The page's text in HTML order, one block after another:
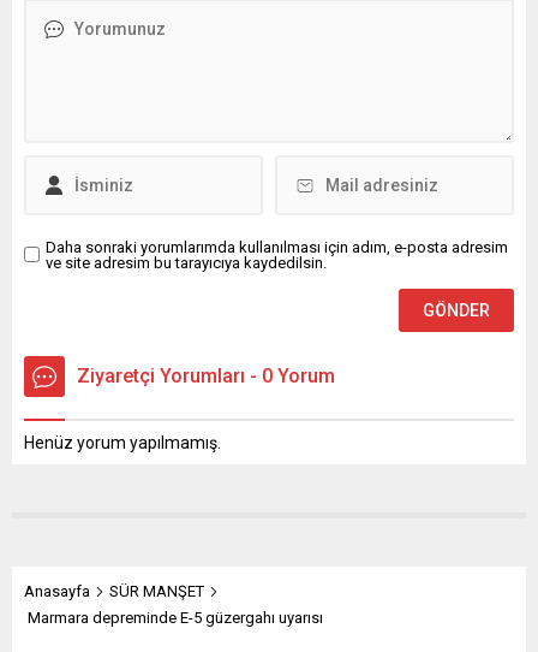
Daha sonraki yorumlarımda kullanılması için adım, e-posta adresim
ve site adresim bu tarayıcıya kaydedilsin.
Ziyaretçi Yorumları - 0 Yorum
Henüz yorum yapılmamış.
Anasayfa
SÜR MANŞET
Marmara depreminde E-5 güzergahı uyarısı